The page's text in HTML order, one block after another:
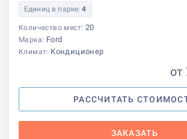
Единиц в парке:4
Количество мест: 20
Марка: Ford
Климат: Кондиционер
от
РАССЧИТАТЬ
ЗАКАЗАТЬ